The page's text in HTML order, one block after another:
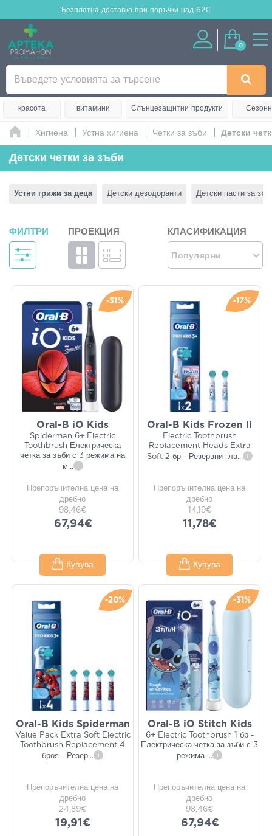
Безплатна доставка при поръчки над 62€
0
красота витамини Слънцезащитни продукти
Хигиена Устна хигиена Четки за зъби Детски
Детски четки за зъби
Устни грижи за деца Детски дезодоранти Детски пасти за
ФИЛТРИ ПРОЕКЦИЯ КЛАСИФИКАЦИЯ
Популярни
-31%
Oral-B iO Kids
Spiderman 6+ Electric
Toothbrush Електрическа
четка за зъби с 3 режима на
м... i
Препоръчителна цена на
дребно
98,46€
67,94€
Купува
-17%
Oral-B Kids Frozen II
Electric Toothbrush
Replacement Heads Extra
Soft 2 бр - Резервни гла... i
Препоръчителна цена на
дребно
14,19€
11,78€
Купува
-20%
Oral-B Kids Spiderman
Value Pack Extra Soft Electric
Toothbrush Replacement 4
броя - Резер... i
Препоръчителна цена на
дребно
24,89€
19,91€
-31%
Oral-B iO Stitch Kids
6+ Electric Toothbrush 1 бр -
Електрическа четка за зъби с 3
режима ... i
Препоръчителна цена на
дребно
98,46€
67,94€